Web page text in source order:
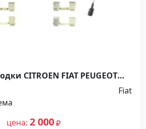
CITROEN FIAT PEUGEOT
Fiat
цена 2 000